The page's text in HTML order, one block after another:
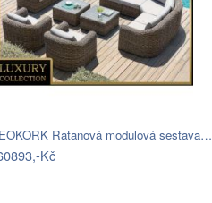
Ratanová modulová sestava…
Kč